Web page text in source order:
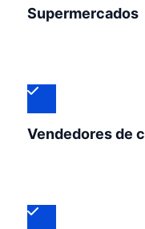
Supermercados
Vendedores de